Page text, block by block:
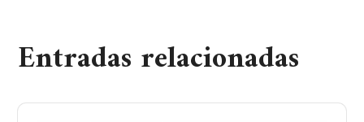
Entradas relacionadas